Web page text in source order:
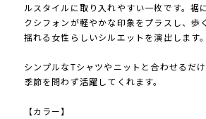
ルスタイルに取り入れやすい一枚です。裾
クシフォンが軽やかな印象をプラスし、歩
揺れる女性らしいシルエットを演出します。
シンプルなTシャツやニットと合わせるだけ
季節を問わず活躍してくれます。
【カラー】